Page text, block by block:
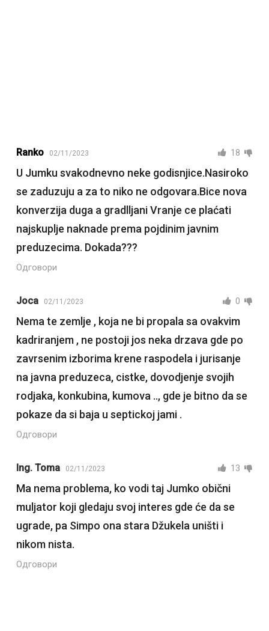
Ranko 02/11/2023 18
U Jumku svakodnevno neke godisnjice.Nasiroko
se zaduzuju a za to niko ne odgovara.Bice nova
konverzija duga a gradlljani Vranje ce plaćati
najskuplje naknade prema pojdinim javnim
preduzecima. Dokada???
Одговори
Joca 02/11/2023 0
Nema te zemlje , koja ne bi propala sa ovakvim
kadriranjem , ne postoji jos neka drzava gde po
zavrsenim izborima krene raspodela i jurisanje
na javna preduzeca, cistke, dovodjenje svojih
rodjaka, konkubina, kumova .., gde je bitno da se
pokaze da si baja u septickoj jami .
Одговори
Ing. Toma 02/11/2023 13
Ma nema problema, ko vodi taj Jumko obični
muljator koji gledaju svoj interes gde će da se
ugrade, pa Simpo ona stara Džukela uništi i
nikom nista.
Одговори